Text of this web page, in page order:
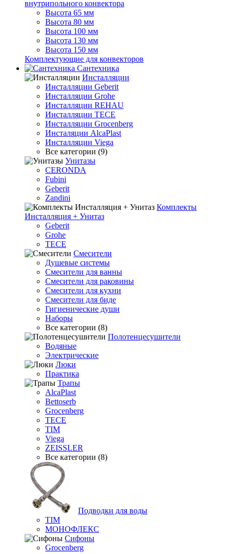
внутрипольного конвектора
Высота 65 мм
Высота 80 мм
Высота 100 мм
Высота 130 мм
Высота 150 мм
Комплектующие для конвекторов
Сантехника
Инсталляции
Инсталляции Geberit
Инсталляции Grohe
Инсталляции REHAU
Инсталляции TECE
Инсталляции Grocenberg
Инсталяции AlcaPlast
Инсталляции Viega
Все категории (9)
Унитазы
CERONDA
Fubini
Geberit
Zandini
Комплекты
Инсталляция + Унитаз
Geberit
Grohe
TECE
Смесители
Душевые системы
Смесители для ванны
Смесители для раковины
Смесители для кухни
Смесители для биде
Гигиенические души
Наборы
Все категории (8)
Полотенцесушители
Водяные
Электрические
Люки
Практика
Трапы
AlcaPlast
Bettoserb
Grocenberg
TECE
TIM
Viega
ZEISSLER
Все категории (8)
Подводки для воды
TIM
МОНОФЛЕКС
Сифоны
Grocenberg